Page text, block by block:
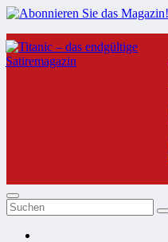
Zum
Inhalt
springen